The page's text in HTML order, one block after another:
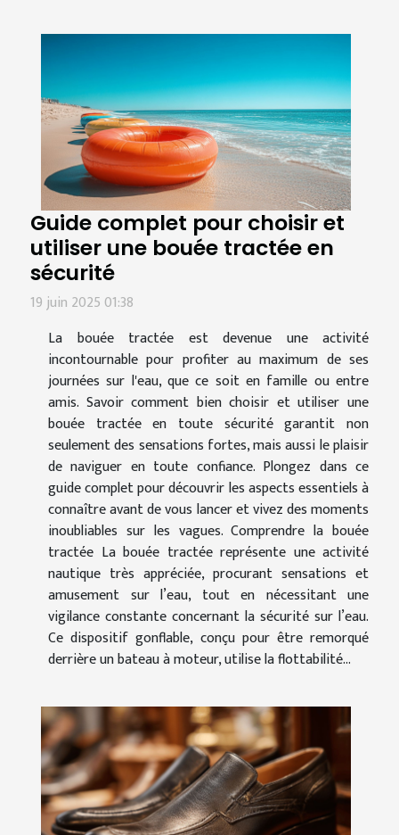
Guide complet pour choisir et
utiliser une bouée tractée en
sécurité
19 juin 2025 01:38
La bouée tractée est devenue une activité
incontournable pour profiter au maximum de ses
journées sur l'eau, que ce soit en famille ou entre
amis. Savoir comment bien choisir et utiliser une
bouée tractée en toute sécurité garantit non
seulement des sensations fortes, mais aussi le plaisir
de naviguer en toute confiance. Plongez dans ce
guide complet pour découvrir les aspects essentiels à
connaître avant de vous lancer et vivez des moments
inoubliables sur les vagues. Comprendre la bouée
tractée La bouée tractée représente une activité
nautique très appréciée, procurant sensations et
amusement sur l’eau, tout en nécessitant une
vigilance constante concernant la sécurité sur l’eau.
Ce dispositif gonflable, conçu pour être remorqué
derrière un bateau à moteur, utilise la flottabilité...